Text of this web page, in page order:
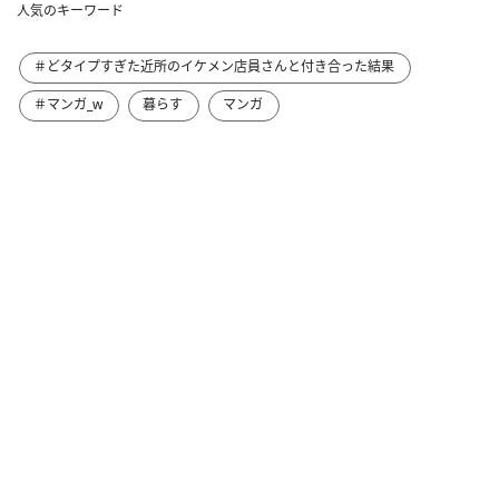
人気のキーワード
＃どタイプすぎた近所のイケメン店員さんと付き合った結果
＃マンガ_w
暮らす マンガ